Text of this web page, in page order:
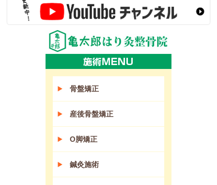
骨盤矯正
産後骨盤矯正
O脚矯正
鍼灸施術